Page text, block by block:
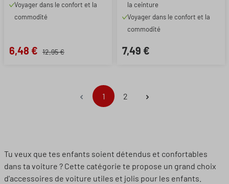
Voyager dans le confort et la
commodité
6,48 € 12,95 €
la ceinture
Voyager dans le confort et la
commodité
7,49 €
Page
1 Page
2
Tu veux que tes enfants soient détendus et confortables
dans ta voiture ? Cette catégorie te propose un grand choix
d'accessoires de voiture utiles et jolis pour les enfants.